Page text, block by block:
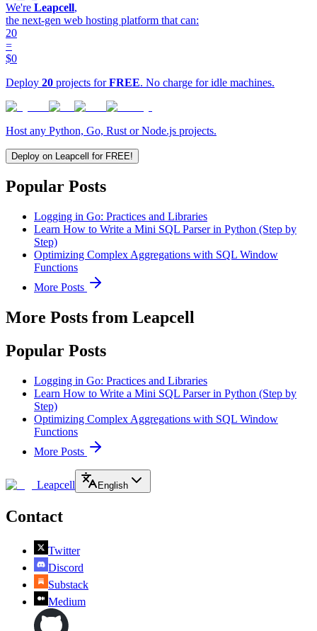
We're Leapcell,
the next-gen web hosting platform that can:
20
=
$0
Deploy 20 projects forFREE. No charge for idle machines.
Host any Python, Go, Rust or Node.js projects.
Deploy on Leapcell for FREE!
Popular Posts
Logging in Go: Practices and Libraries
Learn How to Write a Mini SQL Parser in Python (Step by
Step)
Optimizing Complex Aggregations with SQL Window
Functions
More Posts
More Posts from Leapcell
Popular Posts
Logging in Go: Practices and Libraries
Learn How to Write a Mini SQL Parser in Python (Step by
Step)
Optimizing Complex Aggregations with SQL Window
Functions
More Posts
Leapcell English
Contact
Twitter
Discord
Substack
Medium